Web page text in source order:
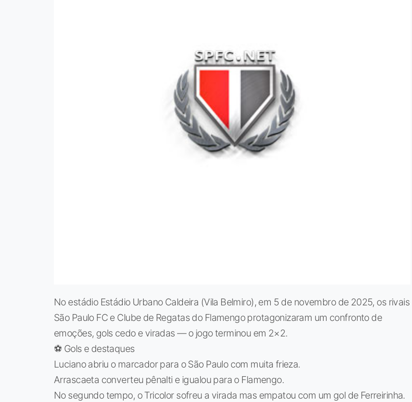
No estádio Estádio Urbano Caldeira (Vila Belmiro), em 5 de novembro de 2025, os rivais
São Paulo FC e Clube de Regatas do Flamengo protagonizaram um confronto de
emoções, gols cedo e viradas — o jogo terminou em 2×2.
⚽ Gols e destaques
Luciano abriu o marcador para o São Paulo com muita frieza.
Arrascaeta converteu pênalti e igualou para o Flamengo.
No segundo tempo, o Tricolor sofreu a virada mas empatou com um gol de Ferreirinha.